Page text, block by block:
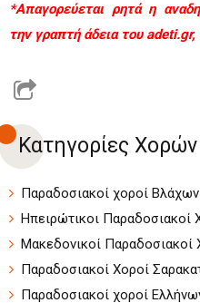
*Απαγορεύεται ρητά η
την γραπτή άδεια του
Κατηγορίες Χορών
Παραδοσιακοί χοροί Βλάχων
Ηπειρώτικοι Παραδοσιακοί
Μακεδονικοί Παραδοσιακοί
Παραδοσιακοί Χοροί
Παραδοσιακοί χοροί